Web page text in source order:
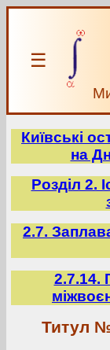
☰
Київські
на
Розділ 2.
2.7.
2.7.14.
Титул